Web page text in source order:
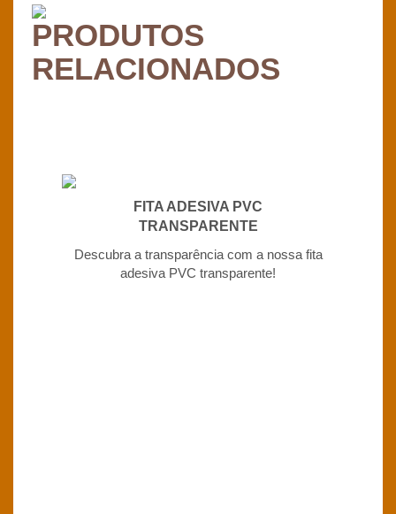
PRODUTOS
RELACIONADOS
FITA ADESIVA PVC
TRANSPARENTE
Descubra a transparência com a nossa fita
adesiva PVC transparente!